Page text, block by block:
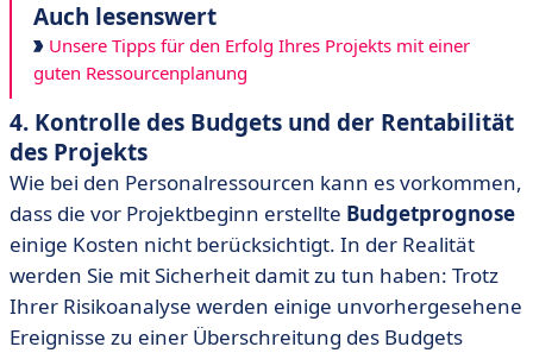
Auch lesenswert
Unsere Tipps für den Erfolg Ihres Projekts mit einer
guten Ressourcenplanung
4. Kontrolle des Budgets und der Rentabilität
des Projekts
Wie bei den Personalressourcen kann es vorkommen,
dass die vor Projektbeginn erstellte Budgetprognose
einige Kosten nicht berücksichtigt. In der Realität
werden Sie mit Sicherheit damit zu tun haben: Trotz
Ihrer Risikoanalyse werden einige unvorhergesehene
Ereignisse zu einer Überschreitung des Budgets